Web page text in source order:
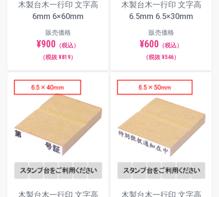
木製台木一行印 文字高
6mm 6×60mm
販売価格
¥900 （税込）
（税抜 ¥819）
木製台木一行印 文字高
6.5mm 6.5×30mm
販売価格
¥600 （税込）
（税抜 ¥546）
木製台木一行印 文字高
木製台木一行印 文字高